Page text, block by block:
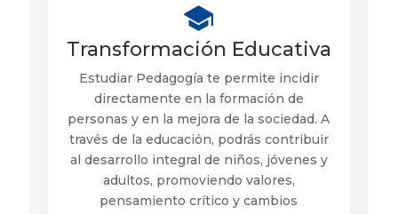
Transformación Educativa
Estudiar Pedagogía te permite incidir
directamente en la formación de
personas y en la mejora de la sociedad. A
través de la educación, podrás contribuir
al desarrollo integral de niños, jóvenes y
adultos, promoviendo valores,
pensamiento crítico y cambios